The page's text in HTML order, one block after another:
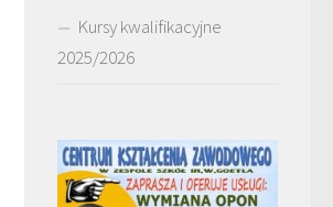
Kursy kwalifikacyjne
2025/2026